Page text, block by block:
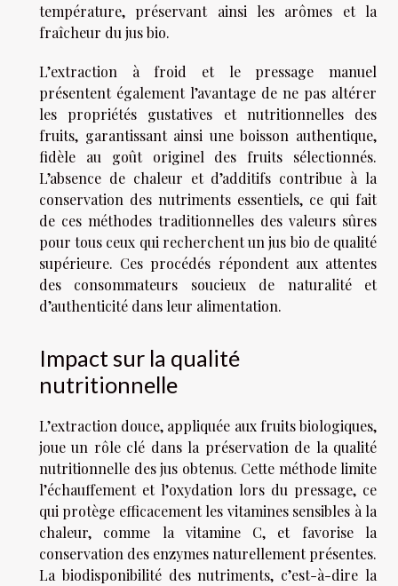
température, préservant ainsi les arômes et la
fraîcheur du jus bio.
L’extraction à froid et le pressage manuel
présentent également l’avantage de ne pas altérer
les propriétés gustatives et nutritionnelles des
fruits, garantissant ainsi une boisson authentique,
fidèle au goût originel des fruits sélectionnés.
L’absence de chaleur et d’additifs contribue à la
conservation des nutriments essentiels, ce qui fait
de ces méthodes traditionnelles des valeurs sûres
pour tous ceux qui recherchent un jus bio de qualité
supérieure. Ces procédés répondent aux attentes
des consommateurs soucieux de naturalité et
d’authenticité dans leur alimentation.
Impact sur la qualité
nutritionnelle
L’extraction douce, appliquée aux fruits biologiques,
joue un rôle clé dans la préservation de la qualité
nutritionnelle des jus obtenus. Cette méthode limite
l’échauffement et l’oxydation lors du pressage, ce
qui protège efficacement les vitamines sensibles à la
chaleur, comme la vitamine C, et favorise la
conservation des enzymes naturellement présentes.
La biodisponibilité des nutriments, c’est-à-dire la